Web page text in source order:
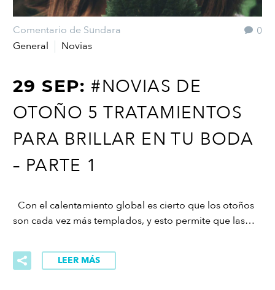
0
Comentario de Sundara
General
Novias
29 SEP: #NOVIAS DE
OTOÑO 5 TRATAMIENTOS
PARA BRILLAR EN TU BODA
– PARTE 1
Con el calentamiento global es cierto que los otoños
son cada vez más templados, y esto permite que las…
LEER MÁS